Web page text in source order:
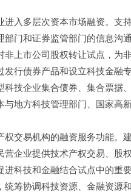
进入多层次资本市场融资。
部门和证券监管部门的信息沟
上市公司股权转让试点，为
发行债券产品和设立科技金
科技企业集合债券、集合票据
与地方科技管理部门、国家高
权交易机构的融资服务功能
企业提供技术产权交易、股
进科技和金融结合试点中的
筹协调科技资源、金融资源